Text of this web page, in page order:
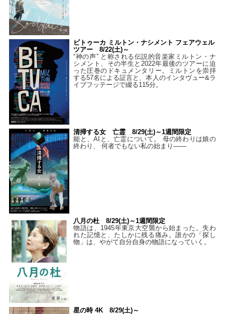
ビトゥーカ ミルトン・ナシメント フェアウェル
ツアー 8/22(土)～
“神の声” と称される伝説的音楽家ミルトン・ナ
シメント、その半生と2022年最後のツアーに迫
った圧巻のドキュメンタリー。ミルトンを崇拝
する57名による証言と、本人のインタヴュー&ラ
イブフッテージで綴る115分。
清掃する女 亡霊 8/29(土)～1週間限定
能と、AIと、亡霊について。 母の終わりは娘の
終わり、 何者でもない私の始まり――
八月の杜 8/29(土)～1週間限定
物語は、1945年東京大空襲から始まった。失わ
れた記憶と、たしかに残る痛み。誰かの「探し
物」は、やがて自分自身の物語になっていく。
星の時 4K 8/29(土)～